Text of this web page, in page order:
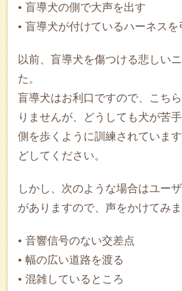
盲導犬の側で大声を出す
盲導犬が付けているハーネスを
以前、盲導犬を傷つける悲しい
た。
盲導犬はお利口ですので、こち
りませんが、どうしても犬が苦
側を歩くように訓練されていま
どしてください。
しかし、次のような場合はユー
がありますので、声をかけてみま
音響信号のない交差点
幅の広い道路を渡る
混雑しているところ